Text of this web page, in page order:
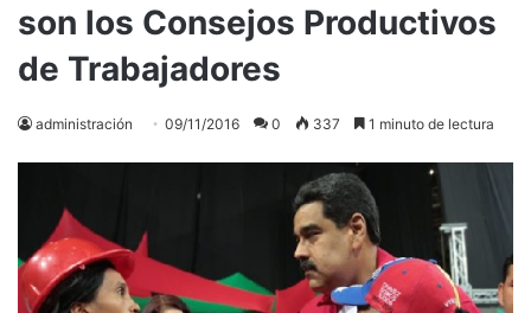
son los Consejos Productivos
de Trabajadores
administración 09/11/2016 0 337 1 minuto de lectura